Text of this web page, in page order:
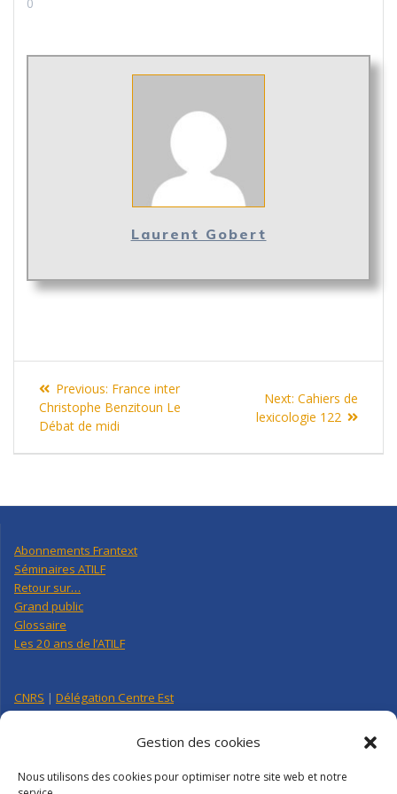
Gestion des cookies
Nous utilisons des cookies pour optimiser notre site web et notre
0
Laurent Gobert
Navigation
de
l’article
Previous: Previous
post:
France inter
Christophe Benzitoun Le
Débat de midi
Next: Next
post:
Cahiers de
lexicologie 122
Abonnements Frantext
Séminaires ATILF
Retour sur…
Grand public
Glossaire
Les 20 ans de l’ATILF
CNRS | Délégation Centre Est
Université de Lorraine
CNRS Hebdo Centre-Est